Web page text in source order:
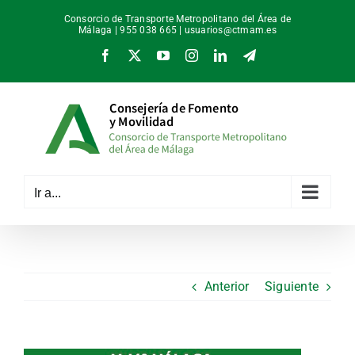
Consorcio de Transporte Metropolitano del Área de
Málaga | 955 038 665 | usuarios@ctmam.es
Facebook
X YouTubeInstagramLinkedInTelegram
Ir a...
Anterior Siguiente